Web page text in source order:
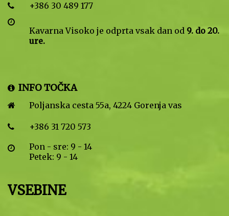
+386 30 489 177
Kavarna Visoko je odprta vsak dan od 9. do 20.
ure.
INFO TOČKA
Poljanska cesta 55a, 4224 Gorenja vas
+386 31 720 573
Pon - sre: 9 - 14
Petek: 9 - 14
VSEBINE